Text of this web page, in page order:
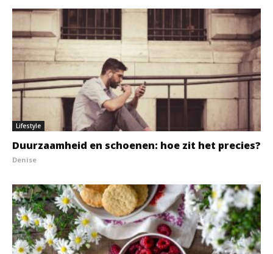
Lifestyle
Duurzaamheid en schoenen: hoe zit het precies?
Denise